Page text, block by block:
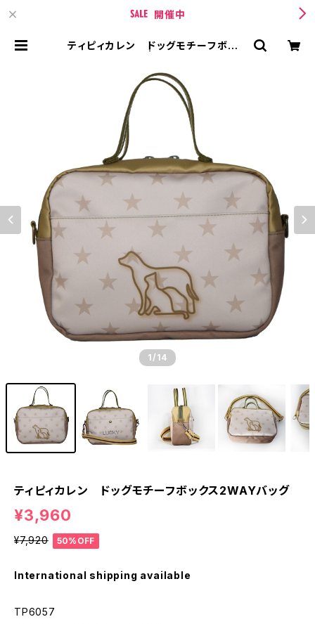
開催中
ティピィカレン ドッグモチーフボック
1 /14
ティピィカレン ドッグモチーフボックス2WAYバッグ
¥3,960
¥7,920 50%OFF
International shipping available
TP6057